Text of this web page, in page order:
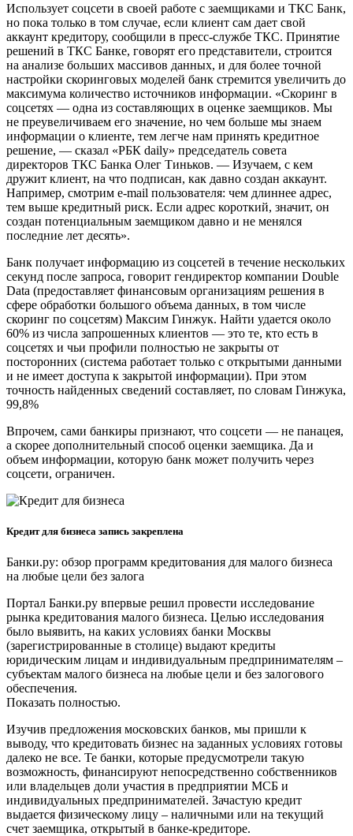
Использует соцсети в своей работе с заемщиками и ТКС Банк,
но пока только в том случае, если клиент сам дает свой
аккаунт кредитору, сообщили в пресс-службе ТКС. Принятие
решений в ТКС Банке, говорят его представители, строится
на анализе больших массивов данных, и для более точной
настройки скоринговых моделей банк стремится увеличить до
максимума количество источников информации. «Скоринг в
соцсетях — одна из составляющих в оценке заемщиков. Мы
не преувеличиваем его значение, но чем больше мы знаем
информации о клиенте, тем легче нам принять кредитное
решение, — сказал «РБК daily» председатель совета
директоров ТКС Банка Олег Тиньков. — Изучаем, с кем
дружит клиент, на что подписан, как давно создан аккаунт.
Например, смотрим e-mail пользователя: чем длиннее адрес,
тем выше кредитный риск. Если адрес короткий, значит, он
создан потенциальным заемщиком давно и не менялся
последние лет десять».
Банк получает информацию из соцсетей в течение нескольких
секунд после запроса, говорит гендиректор компании Double
Data (предоставляет финансовым организациям решения в
сфере обработки большого объема данных, в том числе
скоринг по соцсетям) Максим Гинжук. Найти удается около
60% из числа запрошенных клиентов — это те, кто есть в
соцсетях и чьи профили полностью не закрыты от
посторонних (система работает только с открытыми данными
и не имеет доступа к закрытой информации). При этом
точность найденных сведений составляет, по словам Гинжука,
99,8%
Впрочем, сами банкиры признают, что соцсети — не панацея,
а скорее дополнительный способ оценки заемщика. Да и
объем информации, которую банк может получить через
соцсети, ограничен.
Кредит для бизнеса запись закреплена
Банки.ру: обзор программ кредитования для малого бизнеса
на любые цели без залога
Портал Банки.ру впервые решил провести исследование
рынка кредитования малого бизнеса. Целью исследования
было выявить, на каких условиях банки Москвы
(зарегистрированные в столице) выдают кредиты
юридическим лицам и индивидуальным предпринимателям –
субъектам малого бизнеса на любые цели и без залогового
обеспечения.
Показать полностью.
Изучив предложения московских банков, мы пришли к
выводу, что кредитовать бизнес на заданных условиях готовы
далеко не все. Те банки, которые предусмотрели такую
возможность, финансируют непосредственно собственников
или владельцев доли участия в предприятии МСБ и
индивидуальных предпринимателей. Зачастую кредит
выдается физическому лицу – наличными или на текущий
счет заемщика, открытый в банке-кредиторе.